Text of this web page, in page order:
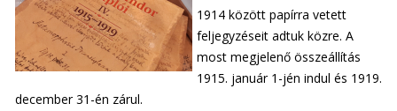
1914 között papírra vetett
feljegyzéseit adtuk közre. A
most megjelenő összeállítás
1915. január 1-jén indul és 1919.
december 31-én zárul.